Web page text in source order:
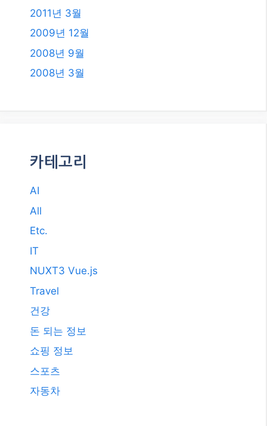
2011년 3월
2009년 12월
2008년 9월
2008년 3월
카테고리
AI
All
Etc.
IT
NUXT3 Vue.js
Travel
건강
돈 되는 정보
쇼핑 정보
스포츠
자동차